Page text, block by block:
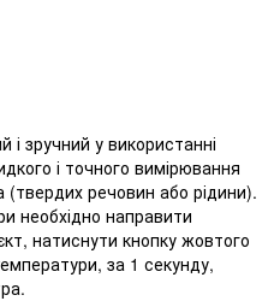
зручний у використанні
і точного вимірювання
(твердих речовин або рідини).
необхідно направити
натиснути кнопку жовтого
за 1 секунду,